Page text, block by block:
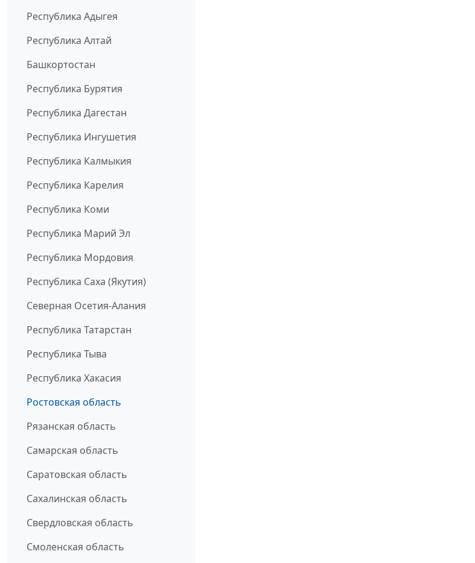
Республика Адыгея
Республика Алтай
Башкортостан
Республика Бурятия
Республика Дагестан
Республика Ингушетия
Республика Калмыкия
Республика Карелия
Республика Коми
Республика Марий Эл
Республика Мордовия
Республика Саха (Якутия)
Северная Осетия-Алания
Республика Татарстан
Республика Тыва
Республика Хакасия
Ростовская область
Рязанская область
Самарская область
Саратовская область
Сахалинская область
Свердловская область
Смоленская область